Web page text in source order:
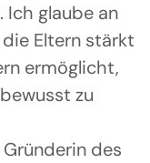
Ich glaube an
Eltern stärkt
ermöglicht,
zu
des